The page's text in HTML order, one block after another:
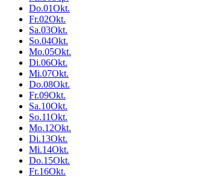
Do.01Okt.
Fr.02Okt.
Sa.03Okt.
So.04Okt.
Mo.05Okt.
Di.06Okt.
Mi.07Okt.
Do.08Okt.
Fr.09Okt.
Sa.10Okt.
So.11Okt.
Mo.12Okt.
Di.13Okt.
Mi.14Okt.
Do.15Okt.
Fr.16Okt.